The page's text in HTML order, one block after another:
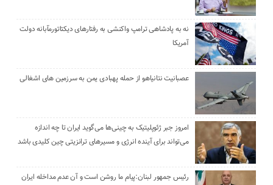
نه به پادشاهی ترامپ واکنشی به رفتارهای دیکتاتورمآبانه دولت
آمریکا
عصبانیت نتانیاهو از حمله پهبادی یمن به سرزمین های اشغالی
امروز جبر ژئوپلیتیک به چینی‌ها می‌گوید ایران تا چه اندازه
می‌تواند برای آینده انرژی و مسیرهای ترانزیتی چین کلیدی باشد
رئیس جمهور لبنان:پیام ما روشن است و آن عدم مداخله ایران